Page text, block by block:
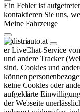
Ein Fehler ist
kontaktieren Sie uns,
Meine Fahrzeuge
er LiveChat-Service
und andere Tracker
sind. Cookies und
können
keine Cookies oder
aufgeklärte
der Webseite